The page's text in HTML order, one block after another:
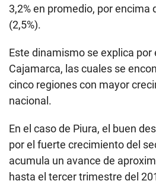
3,2% en promedio, por encima
(2,5%).
Este dinamismo se explica por
Cajamarca, las cuales se
cinco regiones con mayor
nacional.
En el caso de Piura, el buen
por el fuerte crecimiento del
acumula un avance de
hasta el tercer trimestre del